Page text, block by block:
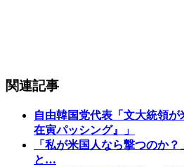
関連記事
自由韓国党代表「文大統領
在寅パッシング』」
「私が米国人なら撃つのか
と…